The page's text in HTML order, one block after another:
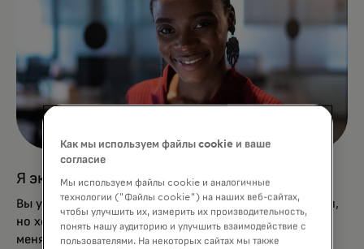
Я эксперт и хочу быть на шаг впереди
Вы уже внедрили лучшие меры по кибербезопасности,
но хотите повысить протоколы защиты из-за
меняющихся рисков. Mastercard поможет в этом.
Как мы используем файлы cookie и ваше
согласие
Мы используем файлы cookie и аналогичные
технологии ("Файлы cookie") на наших веб-сайтах,
чтобы улучшить их, измерить их производительность,
понять нашу аудиторию и улучшить взаимодействие с
пользователями. На некоторых сайтах мы также